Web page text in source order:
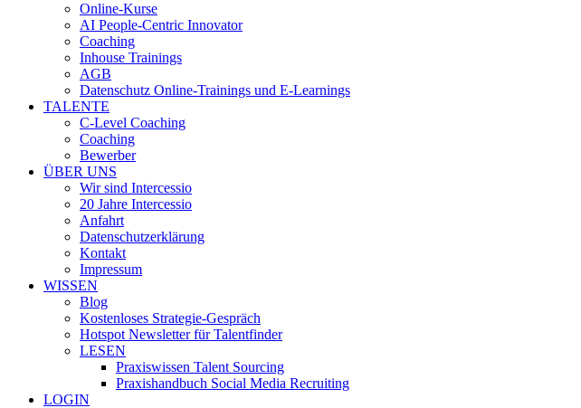
Online-Kurse
AI People-Centric Innovator
Coaching
Inhouse Trainings
AGB
Datenschutz Online-Trainings und E-Learnings
TALENTE
C-Level Coaching
Coaching
Bewerber
ÜBER UNS
Wir sind Intercessio
20 Jahre Intercessio
Anfahrt
Datenschutzerklärung
Kontakt
Impressum
WISSEN
Blog
Kostenloses Strategie-Gespräch
Hotspot Newsletter für Talentfinder
LESEN
Praxiswissen Talent Sourcing
Praxishandbuch Social Media Recruiting
LOGIN